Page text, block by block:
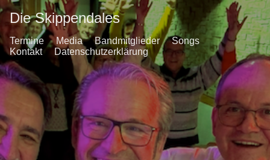
Die Skippendales
Termine Media Bandmitglieder
Songs
Kontakt
Datenschutzerklärung